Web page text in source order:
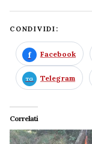
CONDIVIDI:
Facebook
Telegram
Correlati